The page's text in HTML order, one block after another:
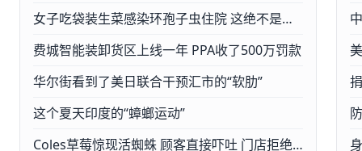
女子吃袋装生菜感染环孢子虫住院 这绝不是闹着玩的
费城智能装卸货区上线一年 PPA收了500万罚款
华尔街看到了美日联合干预汇市的“软肋”
这个夏天印度的“蟑螂运动”
Coles草莓惊现活蜘蛛 顾客直接吓吐 门店拒绝退款